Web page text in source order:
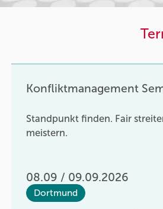
Konfliktmanagement
Standpunkt finden. Fair
meistern.
08.09 / 09.09.2026
Dortmund